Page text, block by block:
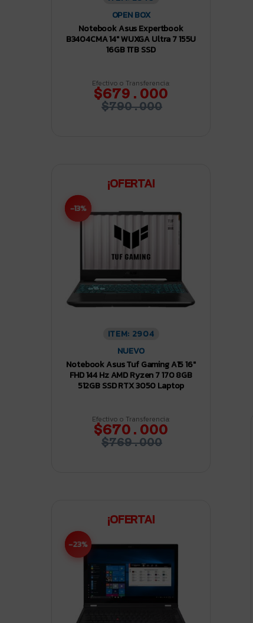
OPEN BOX
Notebook Asus Expertbook
B3404CMA 14″ WUXGA Ultra 7 155U
16GB 1TB SSD
Efectivo o Transferencia:
$679.000
$790.000
¡OFERTA!
-13%
ITEM: 2904
NUEVO
Notebook Asus Tuf Gaming A15 16″
FHD 144 Hz AMD Ryzen 7 170 8GB
512GB SSD RTX 3050 Laptop
Efectivo o Transferencia:
$670.000
$769.000
¡OFERTA!
-23%